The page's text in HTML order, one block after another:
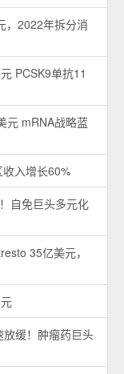
，2022年拆分消
PCSK9单抗11
元 mRNA战略蓝
入增长60%
自免巨头多元化
35亿美元，
缓！肿瘤药巨头